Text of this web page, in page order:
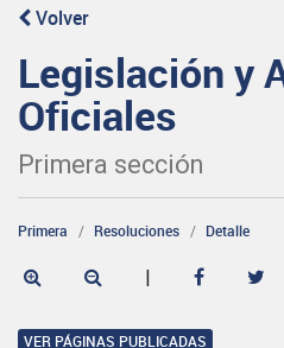
Volver
Legislación y
Oficiales
Primera sección
Primera Resoluciones Detalle
|
VER PÁGINAS PUBLICADAS